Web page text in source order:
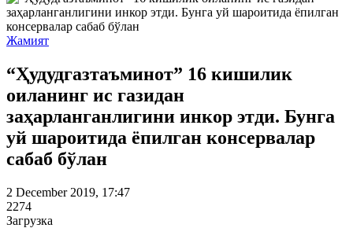
Жамият
“Ҳудудгазтаъминот” 16 кишилик
оиланинг ис газидан
заҳарланганлигини инкор этди. Бунга
уй шароитида ёпилган консервалар
сабаб бўлан
2 December 2019, 17:47
2274
Загрузка